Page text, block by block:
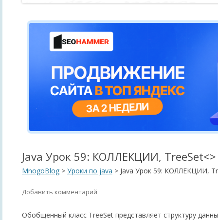
Java Урок 59: КОЛЛЕКЦИИ, TreeSet<>
MnogoBlog > Уроки по java > Java Урок 59: КОЛЛЕКЦИИ,
Добавить комментарий
Обобщенный класс TreeSet представляет структуру